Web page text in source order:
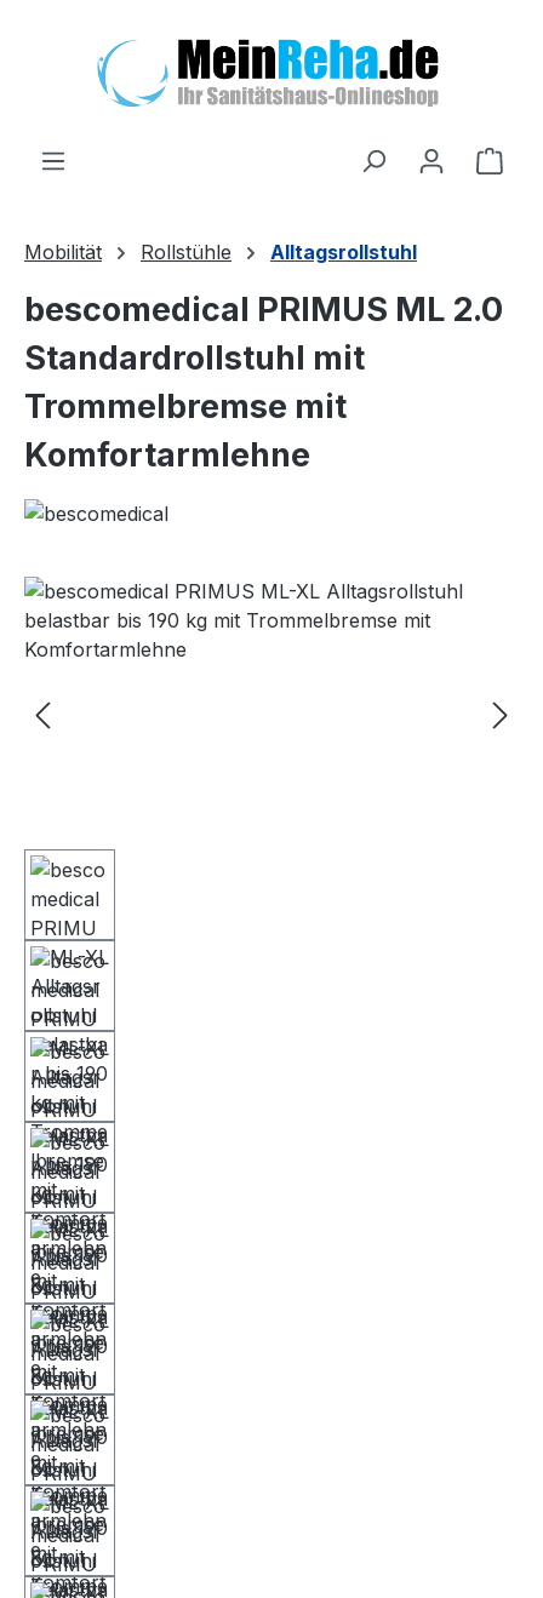
Mobilität Rollstühle Alltagsrollstuhl
bescomedical PRIMUS ML 2.0
Standardrollstuhl mit
Trommelbremse mit
Komfortarmlehne
Bildergalerie überspringen